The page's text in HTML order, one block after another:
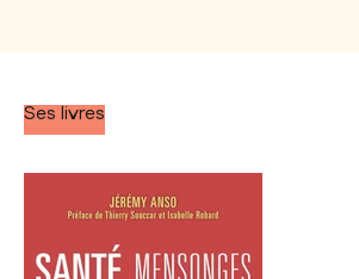
Ses livres